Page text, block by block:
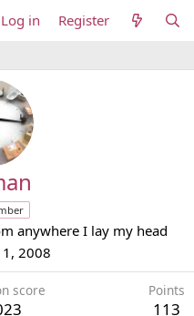
Log in Register
anywhere I lay my head
2008
score Points
113